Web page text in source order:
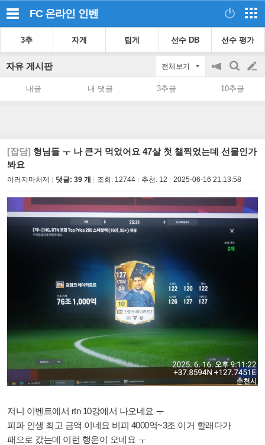
FC 온라인 인벤
3추 자게 팁게 선수 DB 선수 평가
자유 게시판 전체보기
공
지
on/off
검
색
글
쓰
내글 내 댓글 3추글 10추글
[잡담] 형님들 ㅜ 나 큰거 먹었어요 47살 첫 챌찍었는데 선물인가
봐요
이러지마처제 댓글: 39 개 조회: 12744 추천: 12 2025-06-16 21:13:58
저니 이벤트에서 rtn 10강에서 나오네요 ㅜ
피파 인생 최고 금액 이네요 비피 4000억~3조 이거 할래다가
패으로 갔는데 이런 행운이 오네요 ㅜ